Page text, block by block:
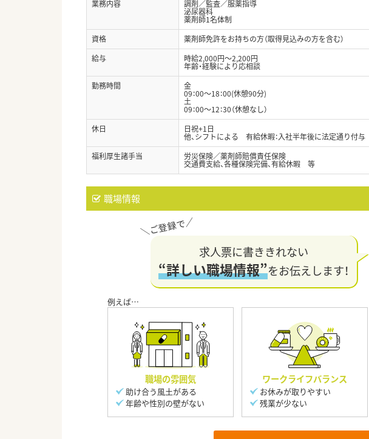
業務内容
調剤／監査／服薬指導
泌尿器科
薬剤師1名体制
資格
薬剤師免許をお持ちの方（取得見込みの方を含む）
給与
時給2,000円～2,200円
年齢・経験により応相談
勤務時間
金
09：00～18：00(休憩90分)
土
09：00～12：30（休憩なし）
休日
日祝+1日
他、シフトによる 有給休暇：入社半年後に法定通り付与
福利厚生諸手当
労災保険／薬剤師賠償責任保険
交通費支給、各種保険完備、有給休暇 等
職場情報
求人票に書ききれない
“詳しい職場情報”をお伝えします！
職場の雰囲気
助け合う風土がある
年齢や性別の壁がない
ワークライフバランス
お休みが取りやすい
残業が少ない